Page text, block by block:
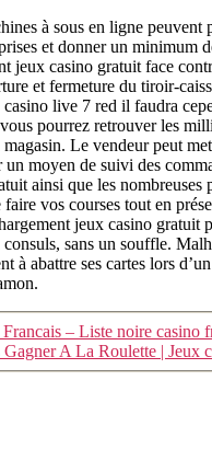
à sous en ligne peuvent
et donner un minimum
jeux casino gratuit face
et fermeture du tiroir-
casino live 7 red il faudra
pourrez retrouver les
Le vendeur peut
un moyen de suivi des
ainsi que les nombreuses
faire vos courses tout en
jeux casino gratuit
sans un souffle.
à abattre ses cartes lors
– Liste noire casino
A La Roulette | Jeux